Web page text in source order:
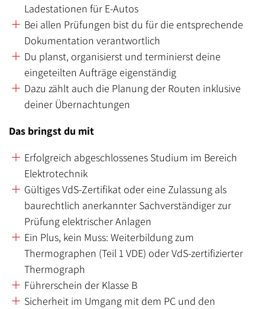
Ladestationen für E-Autos
Bei allen Prüfungen bist du für die entsprechende
Dokumentation verantwortlich
Du planst, organisierst und terminierst deine
eingeteilten Aufträge eigenständig
Dazu zählt auch die Planung der Routen inklusive
deiner Übernachtungen
Das bringst du mit
Erfolgreich abgeschlossenes Studium im Bereich
Elektrotechnik
Gültiges VdS-Zertifikat oder eine Zulassung als
baurechtlich anerkannter Sachverständiger zur
Prüfung elektrischer Anlagen
Ein Plus, kein Muss: Weiterbildung zum
Thermographen (Teil 1 VDE) oder VdS-zertifizierter
Thermograph
Führerschein der Klasse B
Sicherheit im Umgang mit dem PC und den